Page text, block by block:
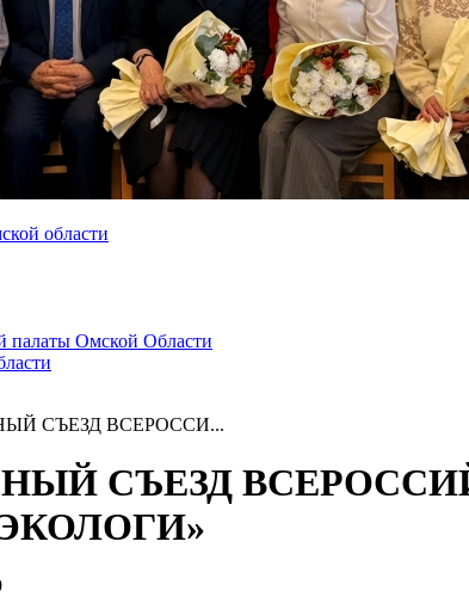
области
палаты Омской Области
СЪЕЗД ВСЕРОССИ...
СЪЕЗД